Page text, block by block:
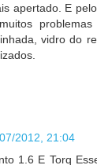
apertado. E
vidro do
2012, 21:04
1.6 E Torq